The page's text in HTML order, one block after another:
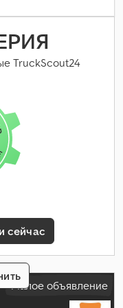
TruckScout24
сейчас
Малое объявление